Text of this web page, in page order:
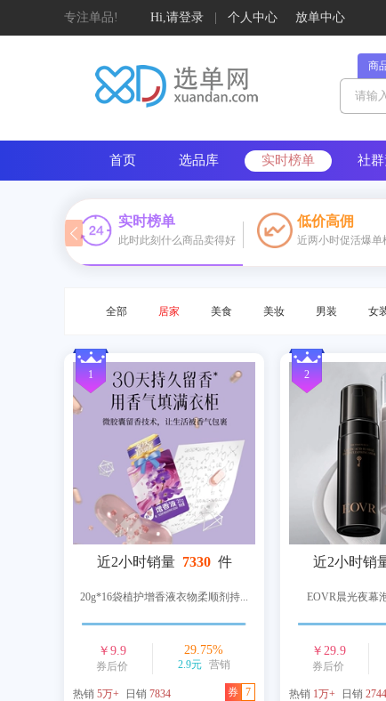
专注单品! Hi,请登录 个人中心 放单中心
商
首页 选品库 实时榜单 社
实时榜单
此时此刻什么商品卖得好
低价高佣
近两小时促活爆单
全部 居家 美食 美妆 男装 女
1
近2小时销量 7330 件
20g*16袋植护增香液衣物柔顺剂持...
￥9.9
券后价
29.75%
2.9元 营销
热销 5万+ 日销 7834 券 7
2
近2小时销
EOVR晨光夜幕
￥ 29.9
券后价
热销 1万+ 日销 2744